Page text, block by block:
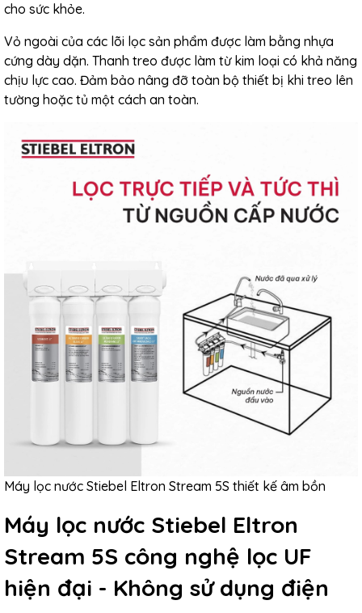
cho sức khỏe.
Vỏ ngoài của các lõi lọc sản phẩm được làm bằng nhựa
cứng dày dặn. Thanh treo được làm từ kim loại có khả năng
chịu lực cao. Đảm bảo nâng đỡ toàn bộ thiết bị khi treo lên
tường hoặc tủ một cách an toàn.
Máy lọc nước Stiebel Eltron Stream 5S thiết kế âm bồn
Máy lọc nước Stiebel Eltron
Stream 5S công nghệ lọc UF
hiện đại - Không sử dụng điện